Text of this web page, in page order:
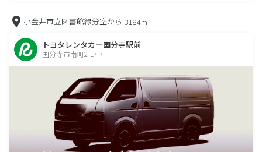
小金井市立図書館緑分室から 3184m
トヨタレンタカー国分寺駅前
国分寺市南町2-17-7